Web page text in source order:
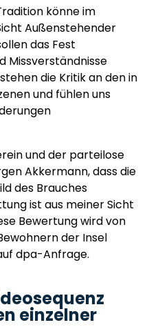
könne im
Außenstehender
das Fest
die Kritik an den in
und fühlen uns
und der parteilose
Akkermann, dass die
des Brauches
ist aus meiner Sicht
Bewertung wird von
der Insel
dpa-Anfrage.
einzelner